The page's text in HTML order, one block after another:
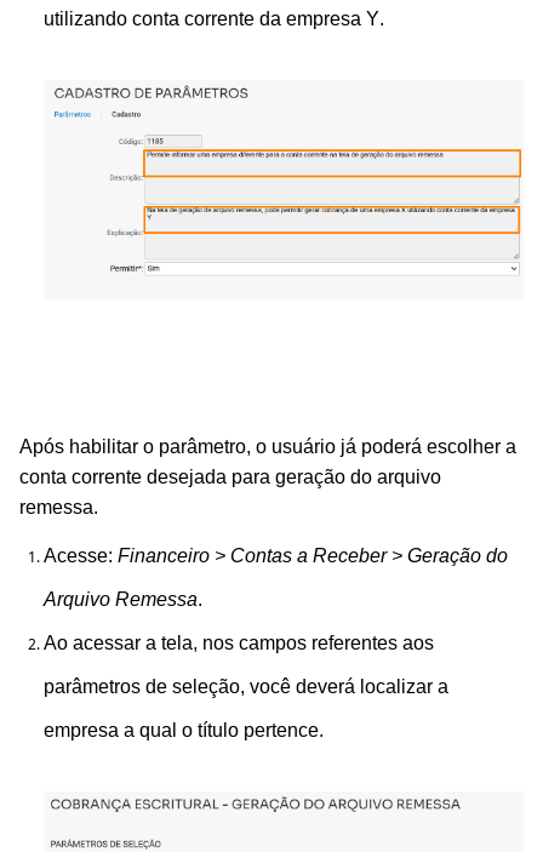
utilizando conta corrente da empresa Y.
Após habilitar o parâmetro, o usuário já poderá escolher a
conta corrente desejada para geração do arquivo
remessa.
Acesse: Financeiro > Contas a Receber > Geração do
Arquivo Remessa.
Ao acessar a tela, nos campos referentes aos
parâmetros de seleção, você deverá localizar a
empresa a qual o título pertence.